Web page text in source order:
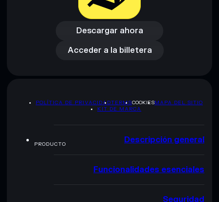
Descargar ahora
Descargar ahora
Acceder a la billetera
Acceder a la billetera
POLÍTICA DE PRIVACIDADTERMSCOOKIESMAPA DEL SITIO
KIT DE MARCA
PRODUCTO Descripción general
Funcionalidades esenciales
Seguridad